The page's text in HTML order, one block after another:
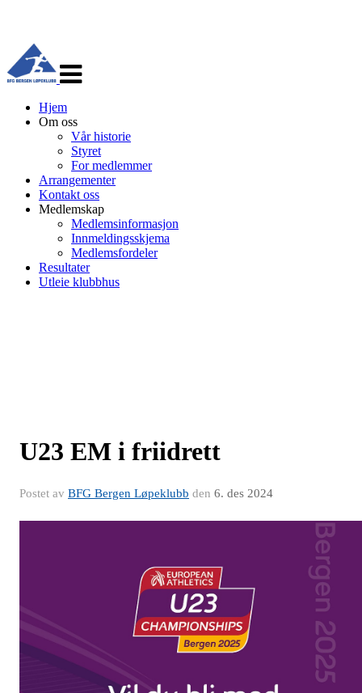
navigasjon
Hjem
Om oss
Vår historie
Styret
For medlemmer
Arrangementer
Kontakt oss
Medlemskap
Medlemsinformasjon
Innmeldingsskjema
Medlemsfordeler
Resultater
Utleie klubbhus
U23 EM i friidrett
Postet av BFG Bergen Løpeklubb den 6. des 2024